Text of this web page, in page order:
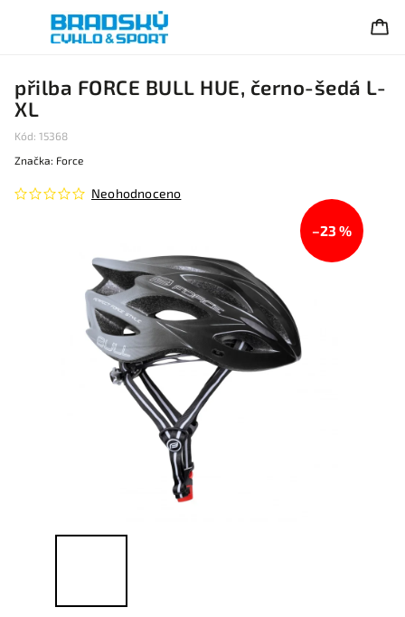
přilba FORCE BULL HUE, černo-šedá L-
XL
Kód: 15368
Neohodnoceno
Značka: Force
–23 %